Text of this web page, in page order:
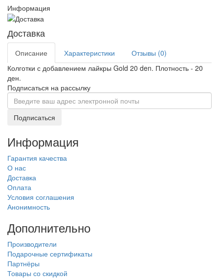
Информация
Доставка
Описание Характеристики
Отзывы (0)
Колготки с добавлением лайкры Gold 20 den. Плотность - 20
ден.
Подписаться на рассылку
Подписаться
Информация
Гарантия качества
О нас
Доставка
Оплата
Условия соглашения
Анонимность
Дополнительно
Производители
Подарочные сертификаты
Партнёры
Товары со скидкой